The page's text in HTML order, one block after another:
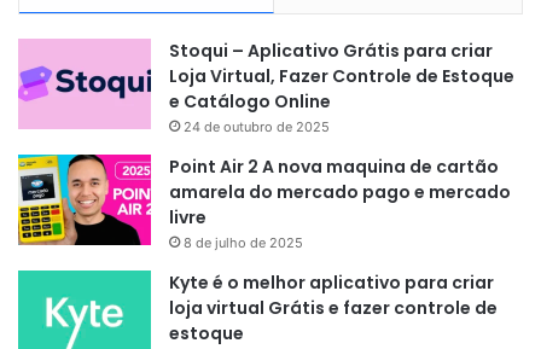
Stoqui – Aplicativo Grátis para criar
Loja Virtual, Fazer Controle de Estoque
e Catálogo Online
24 de outubro de 2025
Point Air 2 A nova maquina de cartão
amarela do mercado pago e mercado
livre
8 de julho de 2025
Kyte é o melhor aplicativo para criar
loja virtual Grátis e fazer controle de
estoque